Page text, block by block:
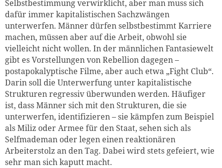
Selbstbestimmung verwirklicht, aber man muss sich
dafür immer kapitalistischen Sachzwängen
unterwerfen. Männer dürfen selbstbestimmt Karriere
machen, müssen aber auf die Arbeit, obwohl sie
vielleicht nicht wollen. In der männlichen Fantasiewelt
gibt es Vorstellungen von Rebellion dagegen –
postapokalyptische Filme, aber auch etwa „Fight Club“.
Darin soll die Unterwerfung unter kapitalistische
Strukturen regressiv überwunden werden. Häufiger
ist, dass Männer sich mit den Strukturen, die sie
unterwerfen, identifizieren – sie kämpfen zum Beispiel
als Miliz oder Armee für den Staat, sehen sich als
Selfmademan oder legen einen reaktionären
Arbeiterstolz an den Tag. Dabei wird stets gefeiert, wie
sehr man sich kaputt macht.